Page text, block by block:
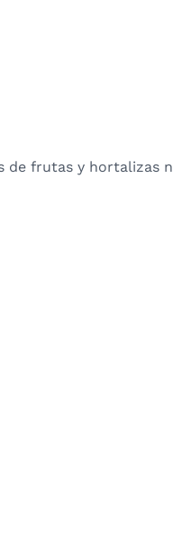
de frutas y hortalizas